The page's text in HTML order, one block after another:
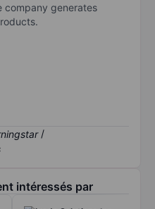
generates
/
intéressés par